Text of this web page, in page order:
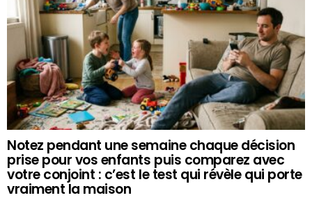
Notez pendant une semaine chaque décision
prise pour vos enfants puis comparez avec
votre conjoint : c’est le test qui révèle qui porte
vraiment la maison